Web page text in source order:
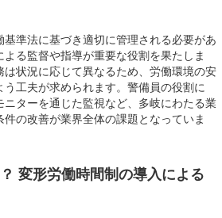
準法に基づき適切に管理される必要があ
よる監督や指導が重要な役割を果たしま
状況に応じて異なるため、労働環境の安
工夫が求められます。警備員の役割に
ニターを通じた監視など、多岐にわたる業
の改善が業界全体の課題となっていま
変形労働時間制の導入による